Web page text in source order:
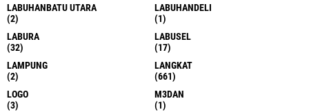
LABUHANBATU UTARA
(2)
LABUHANDELI
(1)
LABURA
(32)
LABUSEL
(17)
LAMPUNG
(2)
LANGKAT
(661)
LOGO
(3)
M3DAN
(1)